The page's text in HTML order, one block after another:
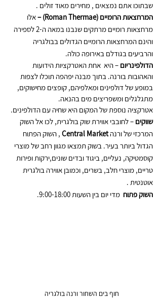
שבתוכו אתם נמצאים , מחירים מאוד זולים .
המרחצאות הרומיים (Roman Thermae) –
אלו
מרחצאות רומיים מרתקים שנבנו במאה ה-2 לספירה
והינם המרחצאות הרומיים הגדולים בבולגריה
והרביעים בגודלם באירופה כולה.
הדולפינריום – היא  אחת האטרקציות הידועות
והאהובות בורנה. בתוך מבנה יפהפה תוכלו לצפות
במופע של דולפינים ומאלפיהם, קופצים מחישוקים,
מתגלגלים ומשפריצים מים בהנאה.
אטרקציה נוספת של המקום היא שחיה עם הדולפינים.
שווקים – לחובבי אווירת שוק בולגרית, לכו אל השוק
המרכזי של ורנה Central Market , השוק הפתוח
הגדול ביותר בעיר. בשוק תמצאו מגוון רחב של מוצרי
קוסמטיקה, נעליים, ביגוד ובדים שונים,ירקות ופירות
טריים, מוצרי חלב, בשרים, וכמובן אווירה בולגרית
אוטנטית .
השוק פתוח מדי יום בין השעות 9:00-18:00.
חוף בים השחור ורנה בולגריה